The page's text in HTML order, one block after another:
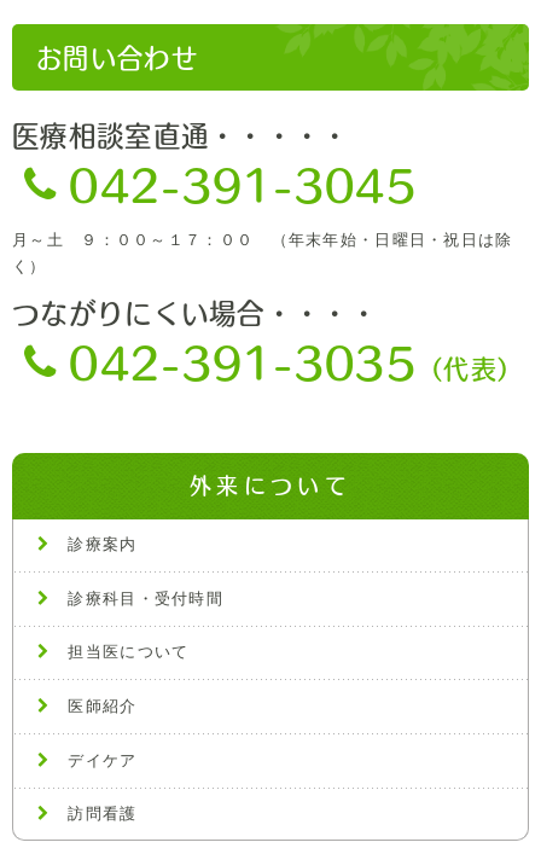
外来について
診療案内
診療科目・受付時間
担当医について
医師紹介
デイケア
訪問看護
お問い合わせ
医療相談室直通・・・・・
042-391-3045
月～土 ９：００～１７：００ （年末年始・日曜日・祝日は除
く）
つながりにくい場合・・・・
042-391-3035 （代表）